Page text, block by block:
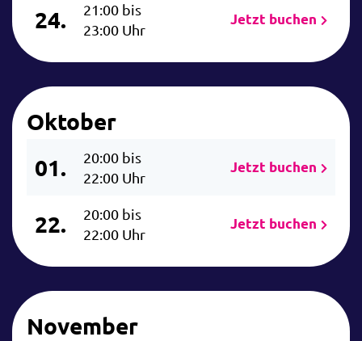
24.
21:00 bis
23:00 Uhr
Jetzt buchen
Oktober
01.
20:00 bis
22:00 Uhr
Jetzt buchen
22.
20:00 bis
22:00 Uhr
Jetzt buchen
November